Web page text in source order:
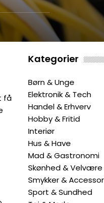
få
Kategorier
Børn & Unge
Elektronik & Tech
Handel & Erhverv
Hobby & Fritid
Interiør
Hus & Have
Mad & Gastronomi
Skønhed & Velvære
Smykker &
Sport & Sundhed